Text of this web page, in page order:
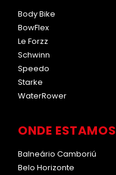
Body Bike
BowFlex
Le Forzz
Schwinn
Speedo
Starke
WaterRower
ONDE ESTAMOS
Balneário Camboriú
Belo Horizonte